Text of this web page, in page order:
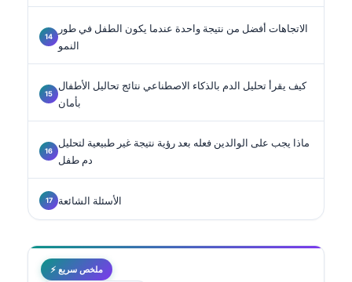
الاتجاهات أفضل من نتيجة واحدة عندما يكون الطفل في طور
النمو
كيف يقرأ تحليل الدم بالذكاء الاصطناعي نتائج تحاليل الأطفال
بأمان
ماذا يجب على الوالدين فعله بعد رؤية نتيجة غير طبيعية لتحليل
دم طفل
الأسئلة الشائعة
⚡ ملخص سريع